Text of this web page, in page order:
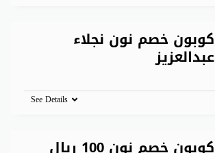
كوبون خصم نون نجلاء
عبدالعزيز
See Details
كوبون خصم نون 100 ريال